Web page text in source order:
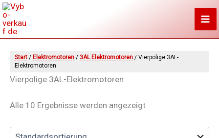
Zum
Inhalt
springen
Start / Elektromotoren / 3AL Elektromotoren / Vierpolige 3AL-
Elektromotoren
Vierpolige 3AL-Elektromotoren
Alle 10 Ergebnisse werden angezeigt